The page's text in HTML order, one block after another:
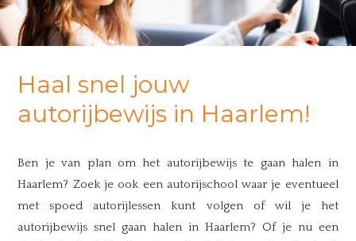
Haal snel jouw
autorijbewijs in Haarlem!
Ben je van plan om het autorijbewijs te gaan halen in
Haarlem? Zoek je ook een autorijschool waar je eventueel
met spoed autorijlessen kunt volgen of wil je het
autorijbewijs snel gaan halen in Haarlem? Of je nu een